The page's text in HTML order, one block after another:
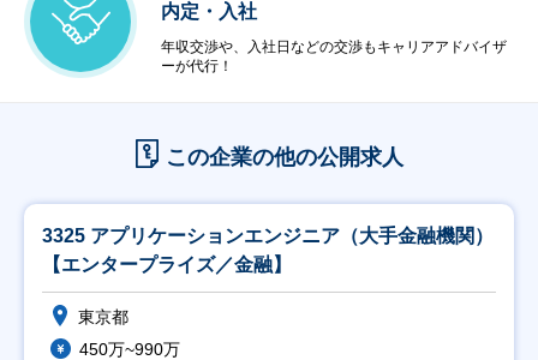
内定・入社
年収交渉や、入社日などの交渉もキャリアアドバイザ
ーが代行！
この企業の他の公開求人
3325 アプリケーションエンジニア（大手金融機関）
【エンタープライズ／金融】
東京都
450万~990万